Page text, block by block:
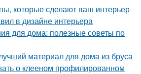
которые сделают ваш интерьер
в дизайне интерьера
для дома: полезные советы по
материал для дома из бруса
о клееном профилированном